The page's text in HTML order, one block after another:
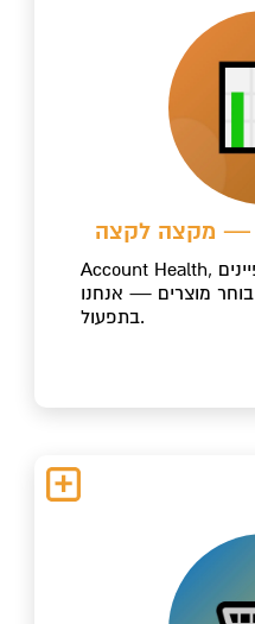
— מקצה לקצה
Account Health, מלאי, קמפיינים, Buy Box
מוצרים — אנחנו
בתפעול.